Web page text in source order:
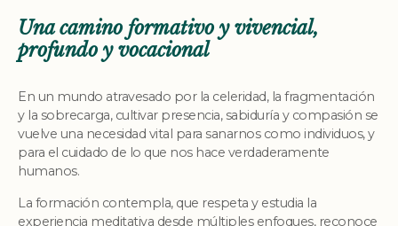
Una camino formativo y vivencial,
profundo y vocacional
En un mundo atravesado por la celeridad, la fragmentación
y la sobrecarga, cultivar presencia, sabiduría y compasión se
vuelve una necesidad vital para sanarnos como individuos, y
para el cuidado de lo que nos hace verdaderamente
humanos.
La formación contempla, que respeta y estudia la
experiencia meditativa desde múltiples enfoques, reconoce